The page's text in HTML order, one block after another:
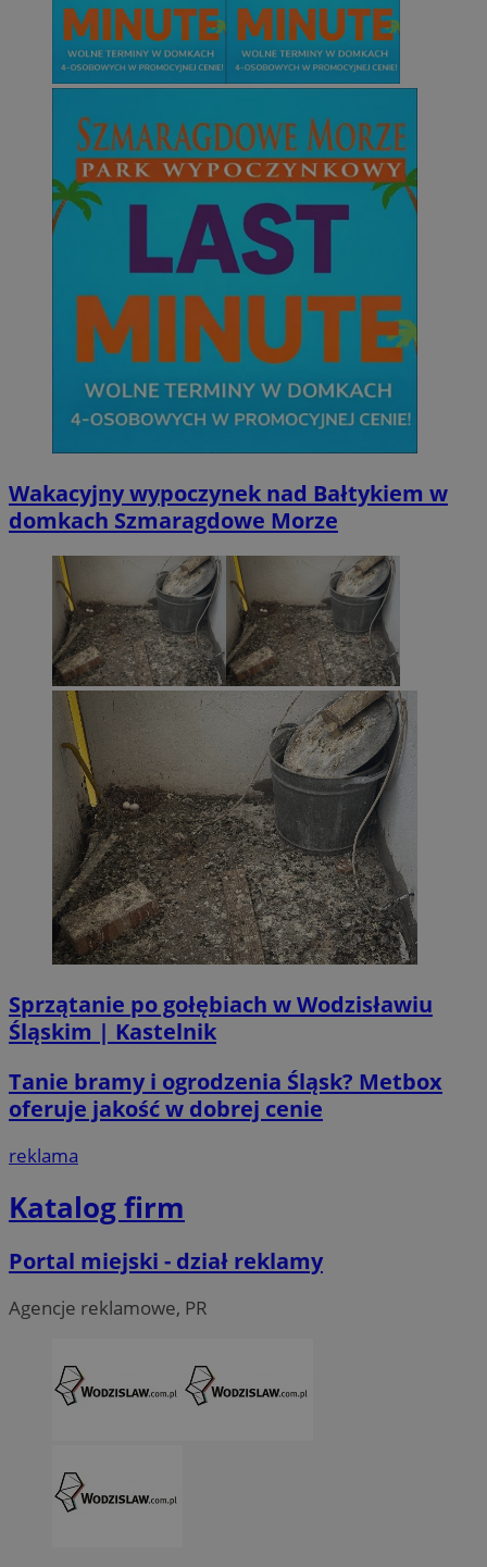
Wakacyjny wypoczynek nad Bałtykiem w
domkach Szmaragdowe Morze
Sprzątanie po gołębiach w Wodzisławiu
Śląskim | Kastelnik
Tanie bramy i ogrodzenia Śląsk? Metbox
oferuje jakość w dobrej cenie
reklama
Katalog firm
Portal miejski - dział reklamy
Agencje reklamowe, PR